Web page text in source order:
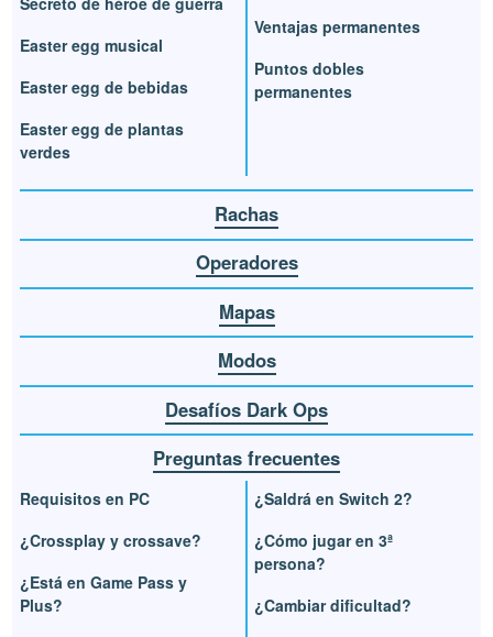
Easter egg musical
Easter egg de bebidas
Easter egg de plantas
verdes
Ventajas permanentes
Puntos dobles
permanentes
Rachas
Operadores
Mapas
Modos
Desafíos Dark Ops
Preguntas frecuentes
Requisitos en PC
¿Crossplay y crossave?
¿Está en Game Pass y
Plus?
¿Saldrá en Switch 2?
¿Cómo jugar en 3ª
persona?
¿Cambiar dificultad?